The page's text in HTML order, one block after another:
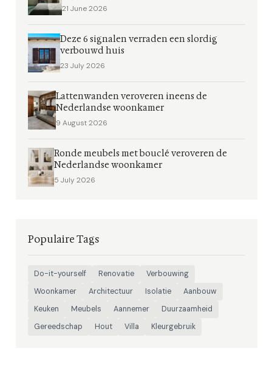
21 June 2026
Deze 6 signalen verraden een slordig
verbouwd huis
23 July 2026
Lattenwanden veroveren ineens de
Nederlandse woonkamer
9 August 2026
Ronde meubels met bouclé veroveren de
Nederlandse woonkamer
5 July 2026
Populaire Tags
Do-it-yourself Renovatie
Verbouwing
Woonkamer
Architectuur Isolatie
Aanbouw
Keuken
Meubels Aannemer
Duurzaamheid
Gereedschap
Hout Villa Kleurgebruik